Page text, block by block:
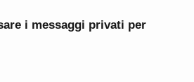
i messaggi privati per